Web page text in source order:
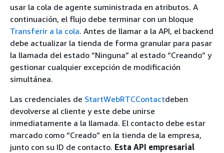
usar la cola de agente suministrada en atributos. A
continuación, el flujo debe terminar con un bloque
Transferir a la cola. Antes de llamar a la API, el backend
debe actualizar la tienda de forma granular para pasar
la llamada del estado “Ninguna” al estado “Creando” y
gestionar cualquier excepción de modificación
simultánea.
Las credenciales de StartWebRTCContactdeben
devolverse al cliente y este debe unirse
inmediatamente a la llamada. El contacto debe estar
marcado como “Creado” en la tienda de la empresa,
junto con su ID de contacto. Esta API empresarial